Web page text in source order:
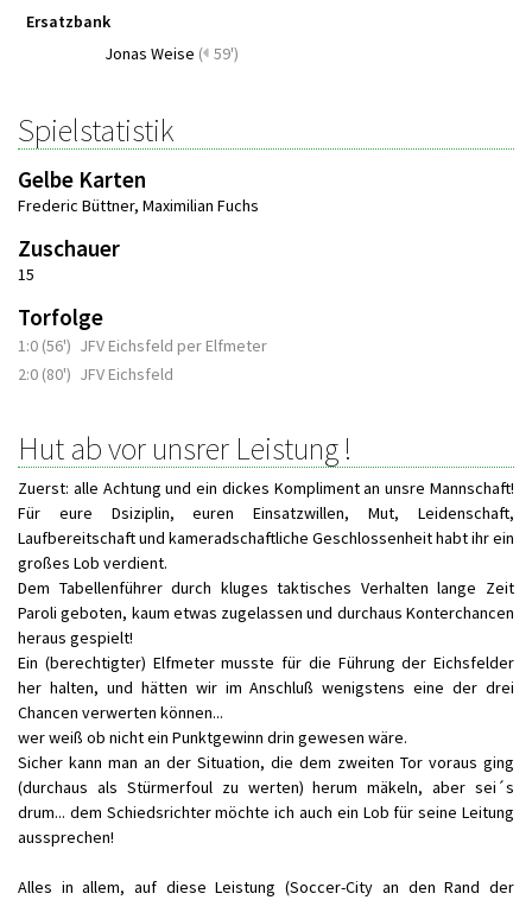
Ersatzbank
Jonas Weise ( 59')
Spielstatistik
Gelbe Karten
Frederic Büttner, Maximilian Fuchs
Zuschauer
15
Torfolge
1:0 (56') JFV Eichsfeld per Elfmeter
2:0 (80') JFV Eichsfeld
Hut ab vor unsrer Leistung !
Zuerst: alle Achtung und ein dickes Kompliment an unsre Mannschaft!
Für eure Dsiziplin, euren Einsatzwillen, Mut, Leidenschaft,
Laufbereitschaft und kameradschaftliche Geschlossenheit habt ihr ein
großes Lob verdient.
Dem Tabellenführer durch kluges taktisches Verhalten lange Zeit
Paroli geboten, kaum etwas zugelassen und durchaus Konterchancen
heraus gespielt!
Ein (berechtigter) Elfmeter musste für die Führung der Eichsfelder
her halten, und hätten wir im Anschluß wenigstens eine der drei
Chancen verwerten können...
wer weiß ob nicht ein Punktgewinn drin gewesen wäre.
Sicher kann man an der Situation, die dem zweiten Tor voraus ging
(durchaus als Stürmerfoul zu werten) herum mäkeln, aber sei´s
drum... dem Schiedsrichter möchte ich auch ein Lob für seine Leitung
aussprechen!
Alles in allem, auf diese Leistung (Soccer-City an den Rand der